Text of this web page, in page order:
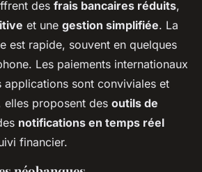
des frais bancaires réduits,
et une gestion simplifiée. La
est rapide, souvent en quelques
Les paiements internationaux
applications sont conviviales et
elles proposent des outils de
notifications en temps réel
financier.